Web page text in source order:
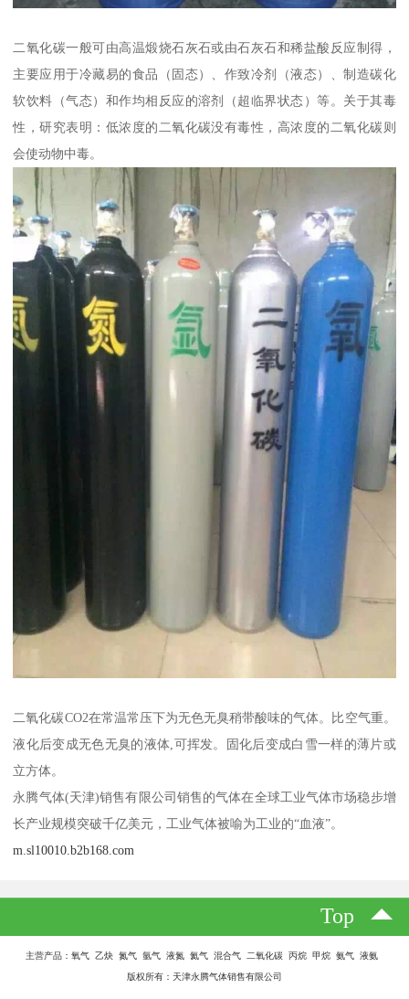
二氧化碳一般可由高温煅烧石灰石或由石灰石和稀盐酸反应制得，
主要应用于冷藏易的食品（固态）、作致冷剂（液态）、制造碳化
软饮料（气态）和作均相反应的溶剂（超临界状态）等。关于其毒
性，研究表明：低浓度的二氧化碳没有毒性，高浓度的二氧化碳则
会使动物中毒。
二氧化碳CO2在常温常压下为无色无臭稍带酸味的气体。比空气重。
液化后变成无色无臭的液体,可挥发。固化后变成白雪一样的薄片或
立方体。
永腾气体(天津)销售有限公司销售的气体在全球工业气体市场稳步增
长产业规模突破千亿美元，工业气体被喻为工业的“血液”。
m.sl10010.b2b168.com
Top
主营产品：氧气 乙炔 氮气 氩气 液氮 氦气 混合气 二氧化碳 丙烷 甲烷 氨气 液氨
版权所有：天津永腾气体销售有限公司